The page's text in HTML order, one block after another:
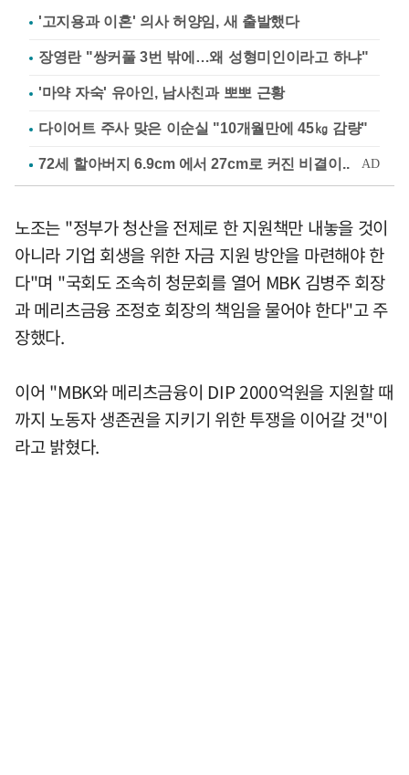
'고지용과 이혼' 의사 허양임, 새 출발했다
장영란 "쌍커풀 3번 밖에…왜 성형미인이라고 하냐"
'마약 자숙' 유아인, 남사친과 뽀뽀 근황
다이어트 주사 맞은 이순실 "10개월만에 45㎏ 감량"
노조는 "정부가 청산을 전제로 한 지원책만 내놓을 것이
아니라 기업 회생을 위한 자금 지원 방안을 마련해야 한
다"며 "국회도 조속히 청문회를 열어 MBK 김병주 회장
과 메리츠금융 조정호 회장의 책임을 물어야 한다"고 주
장했다.
이어 "MBK와 메리츠금융이 DIP 2000억원을 지원할 때
까지 노동자 생존권을 지키기 위한 투쟁을 이어갈 것"이
라고 밝혔다.